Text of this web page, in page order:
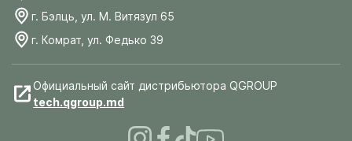
г. Бэлць, ул. М. Витязул 65
г. Комрат, ул. Федько 39
Официальный сайт дистрибьютора QGROUP
tech.qgroup.md